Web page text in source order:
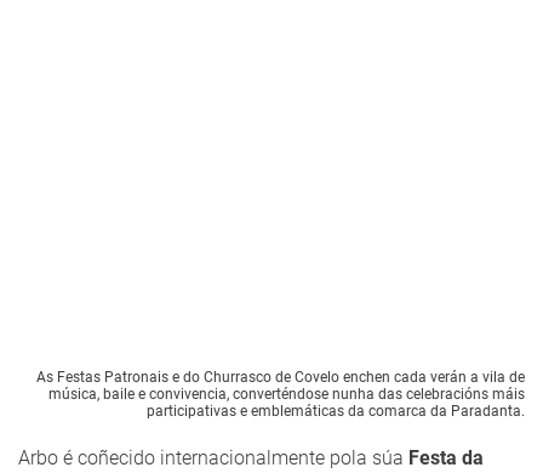
As Festas Patronais e do Churrasco de Covelo enchen cada verán a vila de
música, baile e convivencia, converténdose nunha das celebracións máis
participativas e emblemáticas da comarca da Paradanta.
Arbo é coñecido internacionalmente pola súa Festa da